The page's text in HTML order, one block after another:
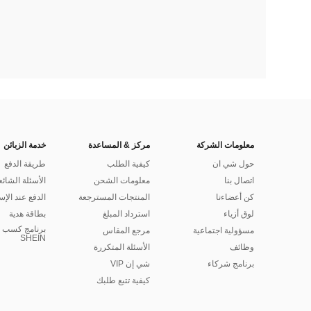
معلومات الشركة
حول شي ان
اتصال بنا
كن أعضاءنا
لوق أزياء
مسؤولية اجتماعية
وظائف
برنامج شركاء
مركز & المساعدة
كيفية الطلب
معلومات الشحن
المنتجات المسترجعة
استرداد المبلغ
مرجع المقاس
الأسئلة المتكررة
شي إن VIP
كيفية تتبع طلبك
خدمة الزبائن
طريقة الدفع
الأسئلة
الدفع عند
بطاقة هدية
برنامج كسب
SHEIN